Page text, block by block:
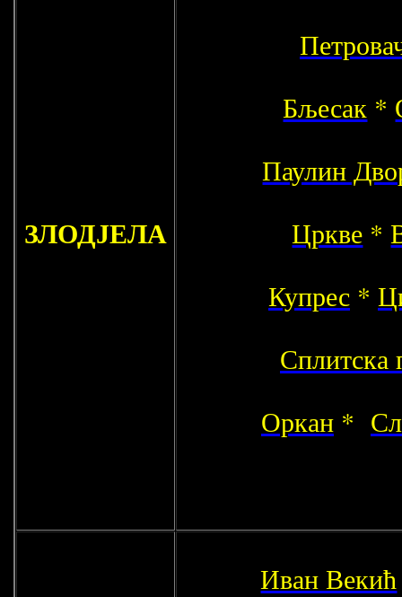
ЗЛОДЈЕЛА
Бљесак *
Паулин
Цркве *
Купрес *
Сплитска
Оркан *
Иван Векић